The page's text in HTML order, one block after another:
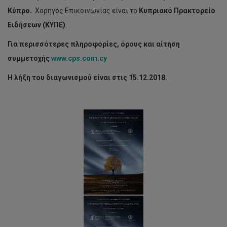
Kύπρο. Χορηγός Επικοινωνίας είναι το Κυπριακό Πρακτορείο
Ειδήσεων (ΚΥΠΕ)
Για περισσότερες πληροφορίες, όρους και αίτηση
συμμετοχήςwww.cps.com.cy
Η λήξη του διαγωνισμού είναι στις 15.12.2018.